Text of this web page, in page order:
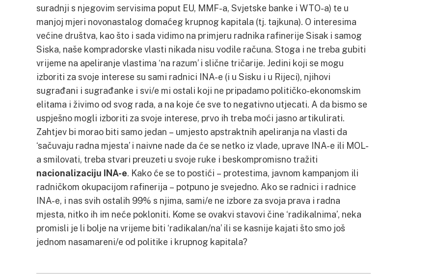
suradnji s njegovim servisima poput EU, MMF-a, Svjetske banke i WTO-a) te u
manjoj mjeri novonastalog domaćeg krupnog kapitala (tj. tajkuna). O interesima
većine društva, kao što i sada vidimo na primjeru radnika rafinerije Sisak i samog
Siska, naše kompradorske vlasti nikada nisu vodile računa. Stoga i ne treba gubiti
vrijeme na apeliranje vlastima ‘na razum’ i slične tričarije. Jedini koji se mogu
izboriti za svoje interese su sami radnici INA-e (i u Sisku i u Rijeci), njihovi
sugrađani i sugrađanke i svi/e mi ostali koji ne pripadamo političko-ekonomskim
elitama i živimo od svog rada, a na koje će sve to negativno utjecati. A da bismo se
uspješno mogli izboriti za svoje interese, prvo ih treba moći jasno artikulirati.
Zahtjev bi morao biti samo jedan – umjesto apstraktnih apeliranja na vlasti da
‘sačuvaju radna mjesta’ i naivne nade da će se netko iz vlade, uprave INA-e ili MOL-
a smilovati, treba stvari preuzeti u svoje ruke i beskompromisno tražiti
nacionalizaciju INA-e. Kako će se to postići – protestima, javnom kampanjom ili
radničkom okupacijom rafinerija – potpuno je svejedno. Ako se radnici i radnice
INA-e, i nas svih ostalih 99% s njima, sami/e ne izbore za svoja prava i radna
mjesta, nitko ih im neće pokloniti. Kome se ovakvi stavovi čine ‘radikalnima’, neka
promisli je li bolje na vrijeme biti ‘radikalan/na’ ili se kasnije kajati što smo još
jednom nasamareni/e od politike i krupnog kapitala?